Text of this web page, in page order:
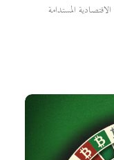
المستدامة